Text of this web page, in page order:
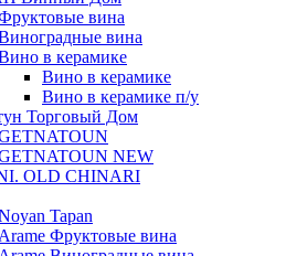
вина
вина
в керамике
Вино в керамике
Вино в керамике п/у
Торговый Дом
NEW
OLD CHINARI
Tapan
Arame Фруктовые вина